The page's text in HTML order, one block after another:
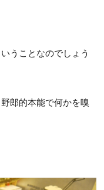
うことなのでしょう
郎的本能で何かを嗅